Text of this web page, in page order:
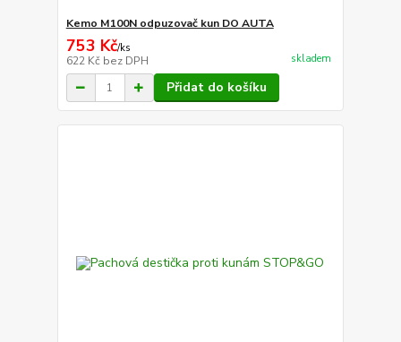
Kemo M100N odpuzovač kun DO AUTA
753 Kč/ks
622 Kč bez DPH skladem
Přidat do košíku